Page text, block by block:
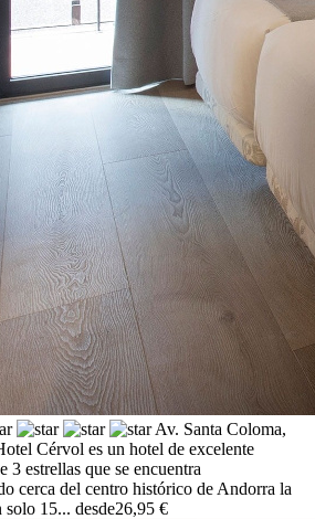
Av. Santa Coloma,
Cérvol es un hotel de excelente
3 estrellas que se encuentra
cerca del centro histórico de Andorra la
solo 15... desde26,95 €